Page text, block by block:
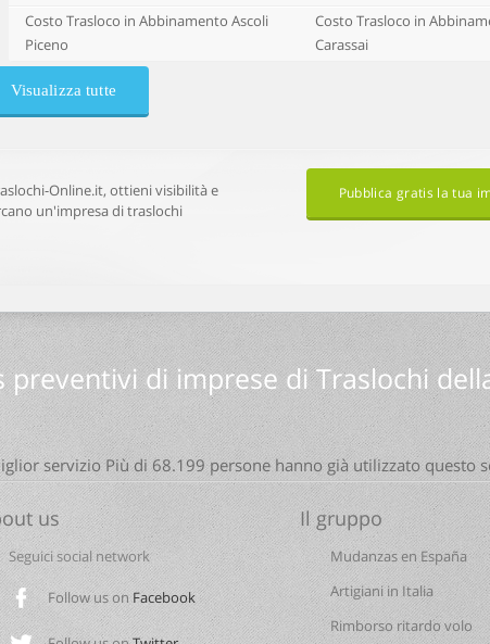
Costo Trasloco in Abbinamento Ascoli
Piceno
Costo Trasloco in
Carassai
Visualizza tutte
Online.it, ottieni visibilità e
un'impresa di traslochi
Pubblica gratis la tua
di imprese di Traslochi
servizio Più di 68.199 persone hanno già utilizzato questo
us
Seguici social network
Follow us on Facebook
Il gruppo
Mudanzas en España
Artigiani in Italia
Rimborso ritardo volo